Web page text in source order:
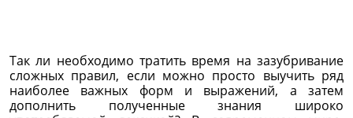
Так ли необходимо тратить время на зазубривание
сложных правил, если можно просто выучить ряд
наиболее важных форм и выражений, а затем
дополнить полученные знания широко